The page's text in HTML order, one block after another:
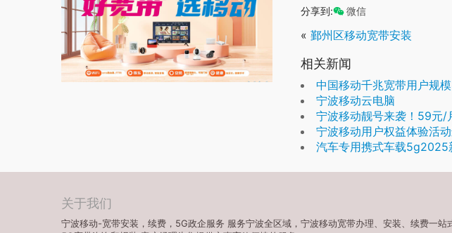
分享到: 微信
« 鄞州区移动宽带安装
相关新闻
中国移动千兆宽带用户规模
宁波移动云电脑
宁波移动靓号来袭！59元/
宁波移动用户权益体验活
汽车专用携式车载5g2025
关于我们
宁波移动-宽带安装，续费，5G政企服务 服务宁波全区域，宁波移动宽带办理、安装、续费一站